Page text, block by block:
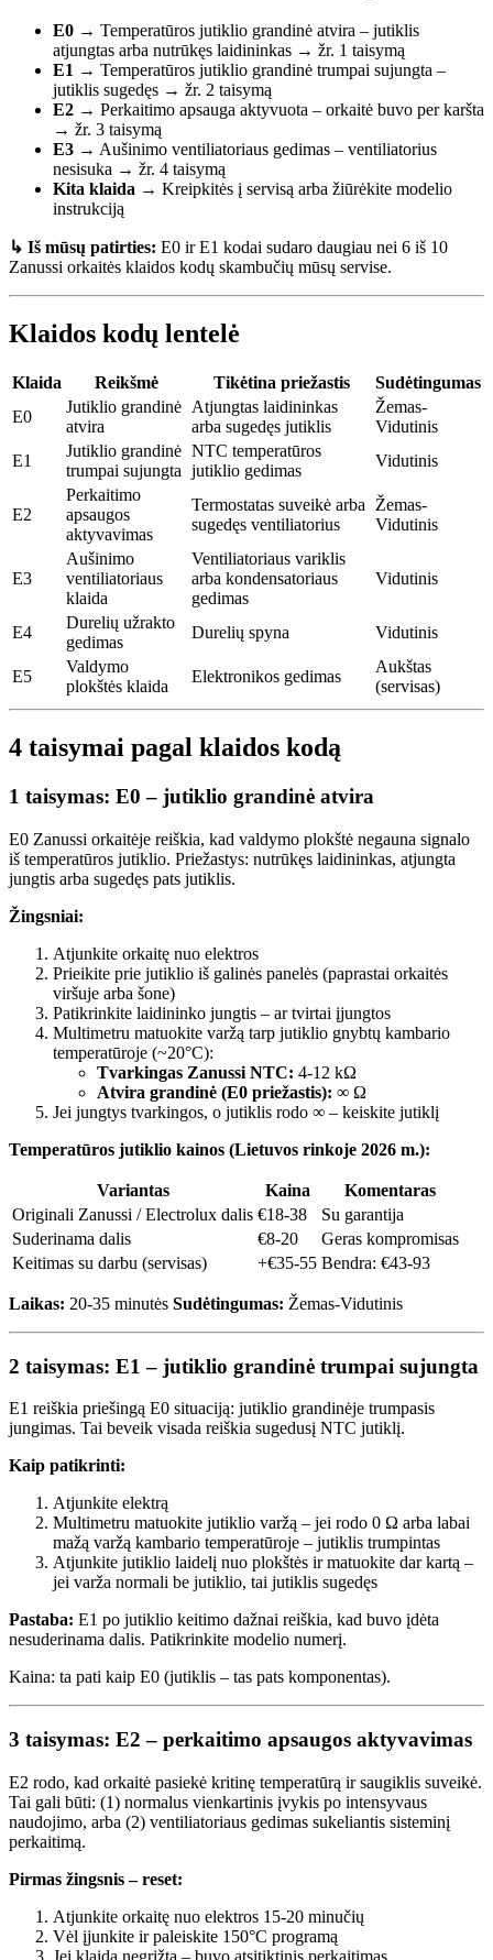
E0 → Temperatūros jutiklio grandinė atvira – jutiklis
atjungtas arba nutrūkęs laidininkas → žr. 1 taisymą
E1 → Temperatūros jutiklio grandinė trumpai sujungta –
jutiklis sugedęs → žr. 2 taisymą
E2 → Perkaitimo apsauga aktyvuota – orkaitė buvo per karšta
→ žr. 3 taisymą
E3 → Aušinimo ventiliatoriaus gedimas – ventiliatorius
nesisuka → žr. 4 taisymą
Kita klaida → Kreipkitės į servisą arba žiūrėkite modelio
instrukciją
↳ Iš mūsų patirties: E0 ir E1 kodai sudaro daugiau nei 6 iš 10
Zanussi orkaitės klaidos kodų skambučių mūsų servise.
Klaidos kodų lentelė
Klaida Reikšmė Tikėtina priežastis
Sudėtingumas
E0
Jutiklio grandinė
atvira
Atjungtas laidininkas
arba sugedęs jutiklis
Žemas-
Vidutinis
E1
Jutiklio grandinė
trumpai sujungta
NTC temperatūros
jutiklio gedimas
Vidutinis
E2
Perkaitimo
apsaugos
aktyvavimas
Termostatas suveikė arba
sugedęs ventiliatorius
Žemas-
Vidutinis
E3
Aušinimo
ventiliatoriaus
klaida
Ventiliatoriaus variklis
arba kondensatoriaus
gedimas
Vidutinis
E4
Durelių užrakto
gedimas
Durelių spyna Vidutinis
E5
Valdymo
plokštės klaida
Elektronikos gedimas
Aukštas
(servisas)
4 taisymai pagal klaidos kodą
1 taisymas: E0 – jutiklio grandinė atvira
E0 Zanussi orkaitėje reiškia, kad valdymo plokštė negauna signalo
iš temperatūros jutiklio. Priežastys: nutrūkęs laidininkas, atjungta
jungtis arba sugedęs pats jutiklis.
Žingsniai:
Atjunkite orkaitę nuo elektros
Prieikite prie jutiklio iš galinės panelės (paprastai orkaitės
viršuje arba šone)
Patikrinkite laidininko jungtis – ar tvirtai įjungtos
Multimetru matuokite varžą tarp jutiklio gnybtų kambario
temperatūroje (~20°C):
Tvarkingas Zanussi NTC: 4-12 kΩ
Atvira grandinė (E0 priežastis): ∞ Ω
Jei jungtys tvarkingos, o jutiklis rodo ∞ – keiskite jutiklį
Temperatūros jutiklio kainos (Lietuvos rinkoje 2026 m.):
Variantas Kaina
Komentaras
Originali Zanussi / Electrolux dalis €18-38
Su garantija
Suderinama dalis
€8-20
Geras kompromisas
Keitimas su darbu (servisas)
+€35-55 Bendra: €43-93
Laikas: 20-35 minutės Sudėtingumas: Žemas-Vidutinis
2 taisymas: E1 – jutiklio grandinė trumpai sujungta
E1 reiškia priešingą E0 situaciją: jutiklio grandinėje trumpasis
jungimas. Tai beveik visada reiškia sugedusį NTC jutiklį.
Kaip patikrinti:
Atjunkite elektrą
Multimetru matuokite jutiklio varžą – jei rodo 0 Ω arba labai
mažą varžą kambario temperatūroje – jutiklis trumpintas
Atjunkite jutiklio laidelį nuo plokštės ir matuokite dar kartą –
jei varža normali be jutiklio, tai jutiklis sugedęs
Pastaba: E1 po jutiklio keitimo dažnai reiškia, kad buvo įdėta
nesuderinama dalis. Patikrinkite modelio numerį.
Kaina: ta pati kaip E0 (jutiklis – tas pats komponentas).
3 taisymas: E2 – perkaitimo apsaugos aktyvavimas
E2 rodo, kad orkaitė pasiekė kritinę temperatūrą ir saugiklis suveikė.
Tai gali būti: (1) normalus vienkartinis įvykis po intensyvaus
naudojimo, arba (2) ventiliatoriaus gedimas sukeliantis sisteminį
perkaitimą.
Pirmas žingsnis – reset:
Atjunkite orkaitę nuo elektros 15-20 minučių
Vėl įjunkite ir paleiskite 150°C programą
Jei klaida negrįžta – buvo atsitiktinis perkaitimas